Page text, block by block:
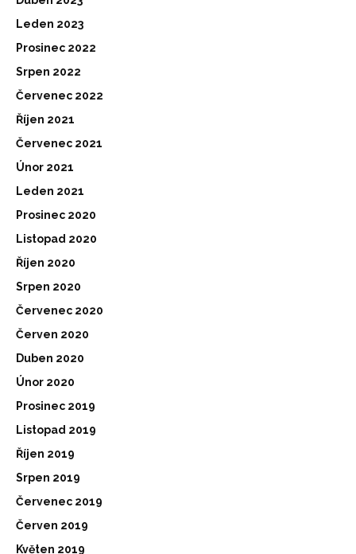
Leden 2023
Prosinec 2022
Srpen 2022
Červenec 2022
Říjen 2021
Červenec 2021
Únor 2021
Leden 2021
Prosinec 2020
Listopad 2020
Říjen 2020
Srpen 2020
Červenec 2020
Červen 2020
Duben 2020
Únor 2020
Prosinec 2019
Listopad 2019
Říjen 2019
Srpen 2019
Červenec 2019
Červen 2019
Květen 2019